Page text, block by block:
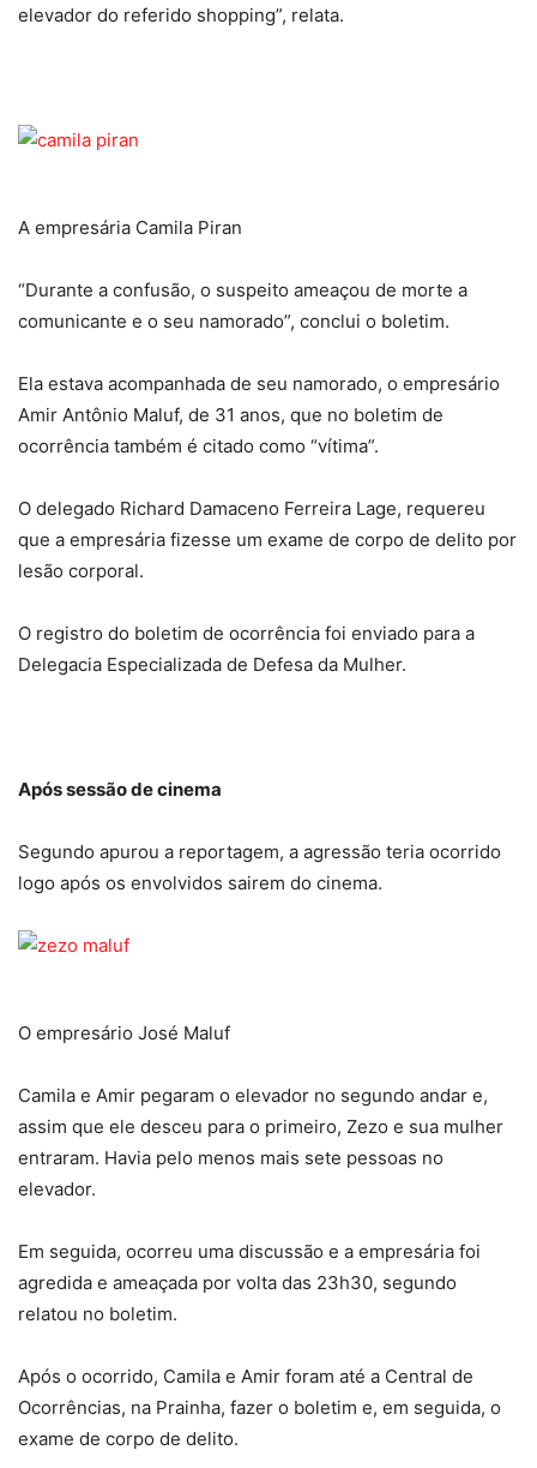
elevador do referido shopping”, relata.
A empresária Camila Piran
“Durante a confusão, o suspeito ameaçou de morte a
comunicante e o seu namorado”, conclui o boletim.
Ela estava acompanhada de seu namorado, o empresário
Amir Antônio Maluf, de 31 anos, que no boletim de
ocorrência também é citado como “vítima”.
O delegado Richard Damaceno Ferreira Lage, requereu
que a empresária fizesse um exame de corpo de delito por
lesão corporal.
O registro do boletim de ocorrência foi enviado para a
Delegacia Especializada de Defesa da Mulher.
Após sessão de cinema
Segundo apurou a reportagem, a agressão teria ocorrido
logo após os envolvidos sairem do cinema.
O empresário José Maluf
Camila e Amir pegaram o elevador no segundo andar e,
assim que ele desceu para o primeiro, Zezo e sua mulher
entraram. Havia pelo menos mais sete pessoas no
elevador.
Em seguida, ocorreu uma discussão e a empresária foi
agredida e ameaçada por volta das 23h30, segundo
relatou no boletim.
Após o ocorrido, Camila e Amir foram até a Central de
Ocorrências, na Prainha, fazer o boletim e, em seguida, o
exame de corpo de delito.